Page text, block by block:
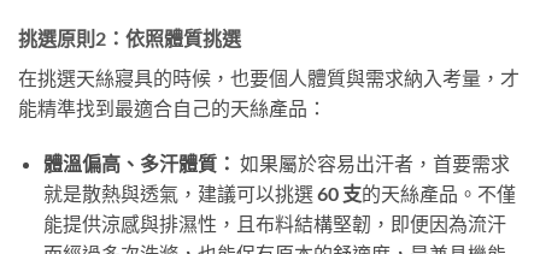
挑選原則2：依照體質挑選
在挑選天絲寢具的時候，也要個人體質與需求納入考量，才
能精準找到最適合自己的天絲產品：
體溫偏高、多汗體質： 如果屬於容易出汗者，首要需求
就是散熱與透氣，建議可以挑選60 支的天絲產品。不僅
能提供涼感與排濕性，且布料結構堅韌，即便因為流汗